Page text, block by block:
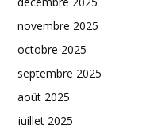
novembre 2025
octobre 2025
septembre 2025
août 2025
juillet 2025